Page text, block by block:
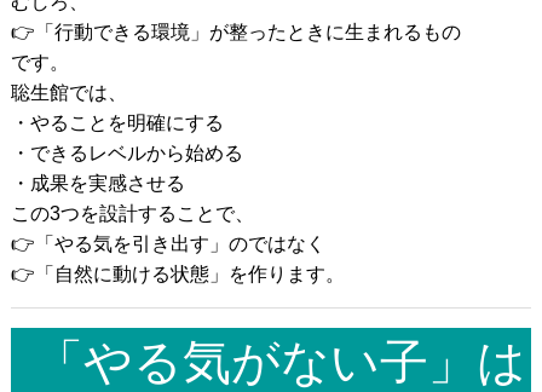
👉「行動できる環境」が整ったときに生まれるもの
です。
聡生館では、
・やることを明確にする
・できるレベルから始める
・成果を実感させる
この3つを設計することで、
👉「やる気を引き出す」のではなく
👉「自然に動ける状態」を作ります。
「やる気がない子」は